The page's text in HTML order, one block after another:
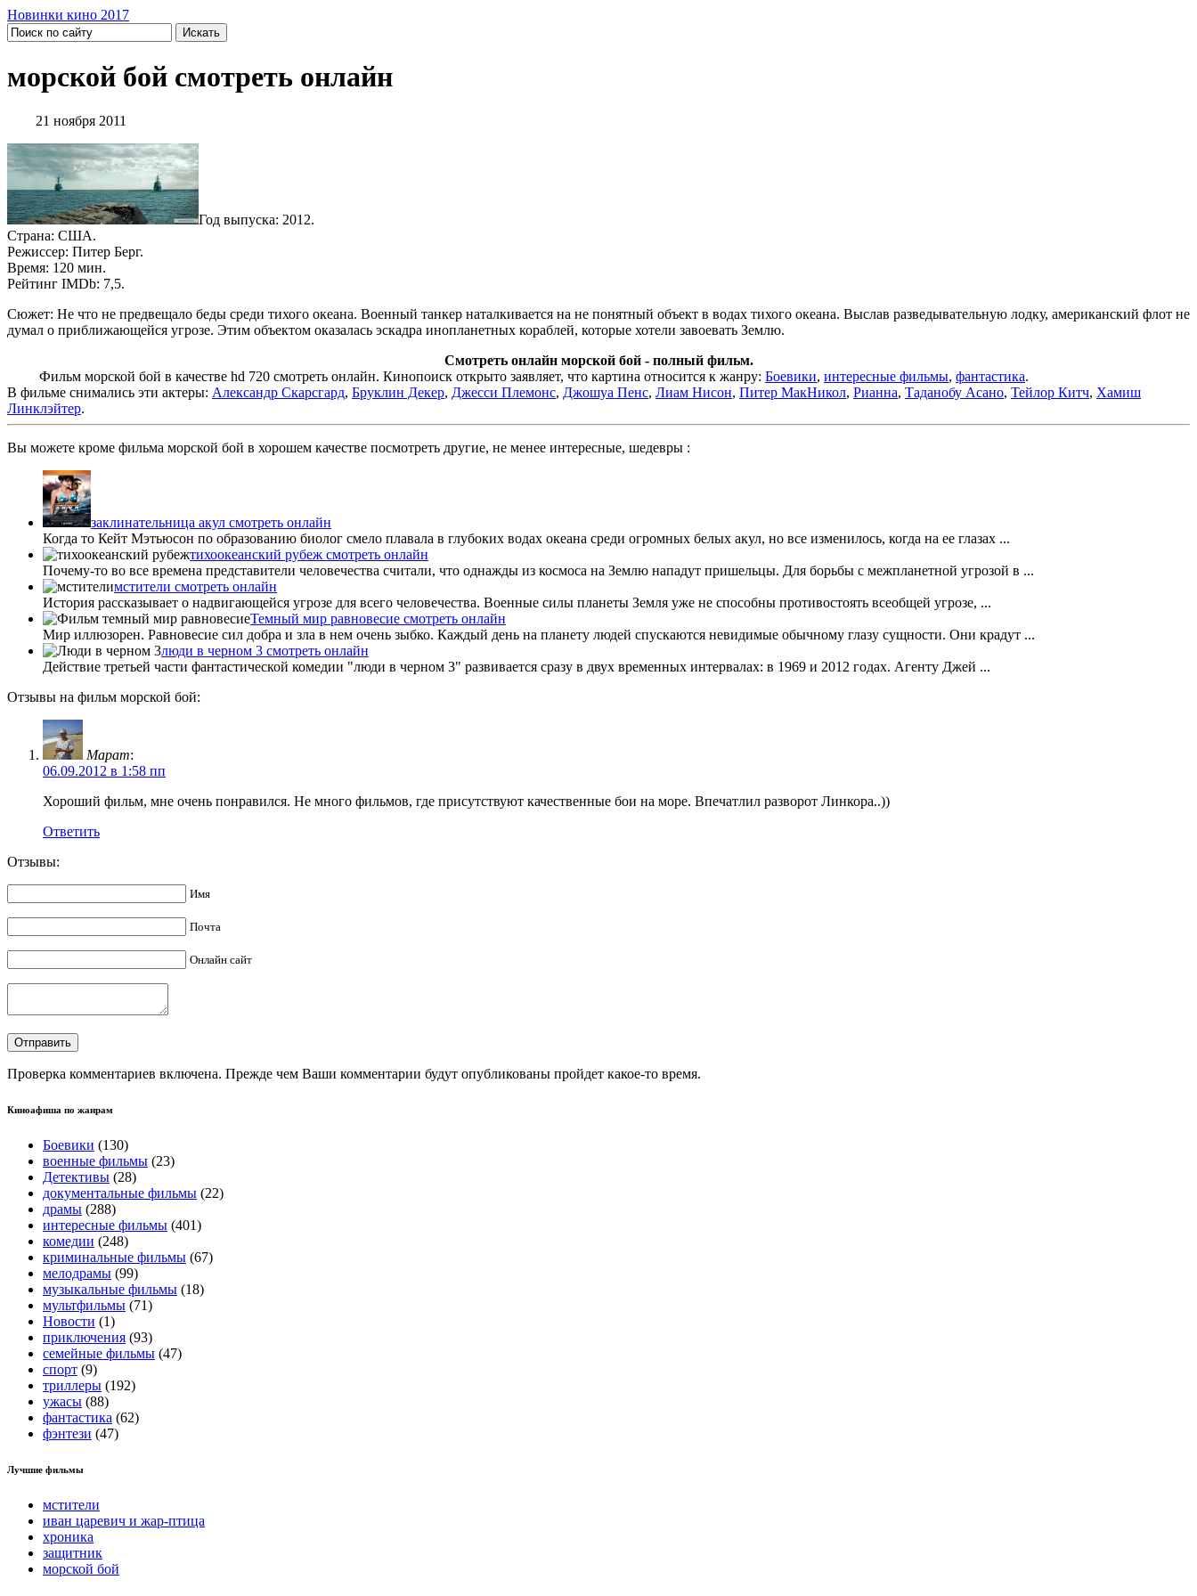
Новинки кино 2017
морской бой смотреть онлайн
21 ноября 2011
Год выпуска: 2012.
Страна: США.
Режиссер: Питер Берг.
Время: 120 мин.
Рейтинг IMDb: 7,5.
Сюжет: Не что не предвещало беды среди тихого океана. Военный танкер наталкивается на не понятный объект в водах тихого океана. Выслав разведывательную лодку, американский флот не
думал о приближающейся угрозе. Этим объектом оказалась эскадра инопланетных кораблей, которые хотели завоевать Землю.
Смотреть онлайн морской бой - полный фильм.
Фильм морской бой в качестве hd 720 смотреть онлайн. Кинопоиск открыто заявляет, что картина относится к жанру: Боевики, интересные фильмы, фантастика.
В фильме снимались эти актеры: Александр Скарсгард, Бруклин Декер, Джесси Племонс, Джошуа Пенс, Лиам Нисон, Питер МакНикол, Рианна, Таданобу Асано, Тейлор Китч, Хамиш
Линклэйтер.
Вы можете кроме фильма морской бой в хорошем качестве посмотреть другие, не менее интересные, шедевры :
заклинательница акул смотреть онлайн
Когда то Кейт Мэтьюсон по образованию биолог смело плавала в глубоких водах океана среди огромных белых акул, но все изменилось, когда на ее глазах ...
тихоокеанский рубеж смотреть онлайн
Почему-то во все времена представители человечества считали, что однажды из космоса на Землю нападут пришельцы. Для борьбы с межпланетной угрозой в ...
мстители смотреть онлайн
История рассказывает о надвигающейся угрозе для всего человечества. Военные силы планеты Земля уже не способны противостоять всеобщей угрозе, ...
Темный мир равновесие смотреть онлайн
Мир иллюзорен. Равновесие сил добра и зла в нем очень зыбко. Каждый день на планету людей спускаются невидимые обычному глазу сущности. Они крадут ...
люди в черном 3 смотреть онлайн
Действие третьей части фантастической комедии "люди в черном 3" развивается сразу в двух временных интервалах: в 1969 и 2012 годах. Агенту Джей ...
Отзывы на фильм морской бой:
Марат:
06.09.2012 в 1:58 пп
Хороший фильм, мне очень понравился. Не много фильмов, где присутствуют качественные бои на море. Впечатлил разворот Линкора..))
Ответить
Отзывы:
Имя
Почта
Онлайн сайт
Проверка комментариев включена. Прежде чем Ваши комментарии будут опубликованы пройдет какое-то время.
Киноафиша по жанрам
Боевики (130)
военные фильмы (23)
Детективы (28)
документальные фильмы (22)
драмы (288)
интересные фильмы (401)
комедии (248)
криминальные фильмы (67)
мелодрамы (99)
музыкальные фильмы (18)
мультфильмы (71)
Новости (1)
приключения (93)
семейные фильмы (47)
спорт (9)
триллеры (192)
ужасы (88)
фантастика (62)
фэнтези (47)
Лучшие фильмы
мстители
иван царевич и жар-птица
хроника
защитник
морской бой